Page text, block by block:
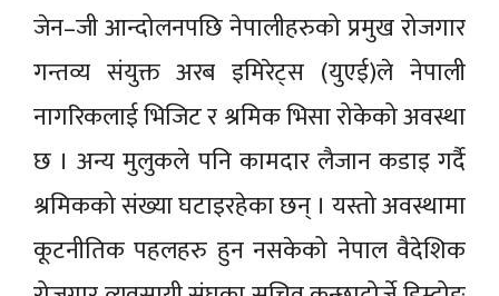
जेन–जी आन्दोलनपछि नेपालीहरुको प्रमुख रोजगार
गन्तव्य संयुक्त अरब इमिरेट्स (युएई)ले नेपाली
नागरिकलाई भिजिट र श्रमिक भिसा रोकेको अवस्था
छ । अन्य मुलुकले पनि कामदार लैजान कडाइ गर्दै
श्रमिकको संख्या घटाइरहेका छन् । यस्तो अवस्थामा
कूटनीतिक पहलहरु हुन नसकेको नेपाल वैदेशिक